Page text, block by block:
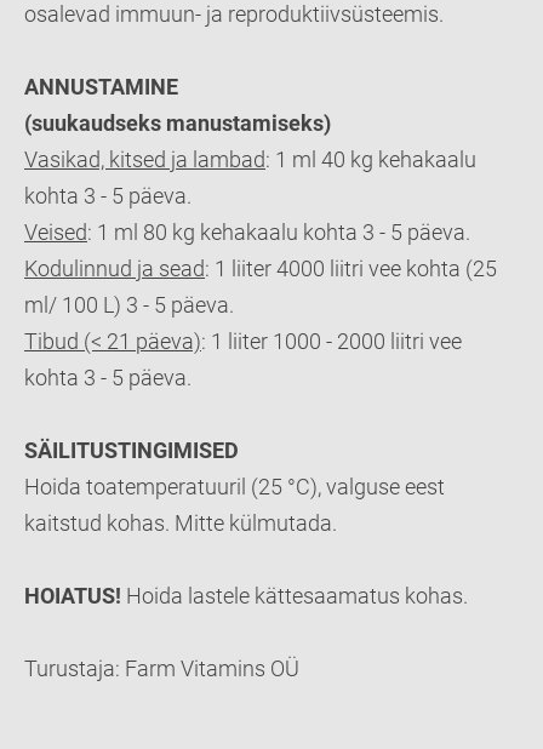
osalevad immuun- ja reproduktiivsüsteemis.
ANNUSTAMINE
(suukaudseks manustamiseks)
Vasikad, kitsed ja lambad: 1 ml 40 kg kehakaalu
kohta 3 - 5 päeva.
Veised: 1 ml 80 kg kehakaalu kohta 3 - 5 päeva.
Kodulinnud ja sead: 1 liiter 4000 liitri vee kohta (25
ml/ 100 L) 3 - 5 päeva.
Tibud (< 21 päeva): 1 liiter 1000 - 2000 liitri vee
kohta 3 - 5 päeva.
SÄILITUSTINGIMISED
Hoida toatemperatuuril (25 °C), valguse eest
kaitstud kohas. Mitte külmutada.
HOIATUS! Hoida lastele kättesaamatus kohas.
Turustaja: Farm Vitamins OÜ